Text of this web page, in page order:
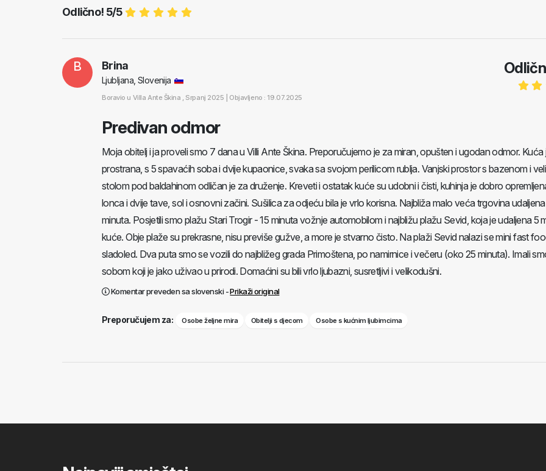
Odlično! 5/5
B Brina
Ljubljana, Slovenija
Boravio u Villa Ante Škina , Srpanj 2025 | Objavljeno : 19.07.2025
Predivan odmor
Moja obitelj i ja proveli smo 7 dana u Villi Ante Škina. Preporučujemo je za miran, opušten i ugodan odmor. Kuća
prostrana, s 5 spavaćih soba i dvije kupaonice, svaka sa svojom perilicom rublja. Vanjski prostor s bazenom i
stolom pod baldahinom odličan je za druženje. Kreveti i ostatak kuće su udobni i čisti, kuhinja je dobro
lonca i dvije tave, sol i osnovni začini. Sušilica za odjeću bila je vrlo korisna. Najbliža malo veća trgovina udaljena
minuta. Posjetili smo plažu Stari Trogir - 15 minuta vožnje automobilom i najbližu plažu Sevid, koja je udaljena 5
kuće. Obje plaže su prekrasne, nisu previše gužve, a more je stvarno čisto. Na plaži Sevid nalazi se mini fast
sladoled. Dva puta smo se vozili do najbližeg grada Primoštena, po namirnice i večeru (oko 25 minuta). Imali
sobom koji je jako uživao u prirodi. Domaćini su bili vrlo ljubazni, susretljivi i velikodušni.
Komentar preveden sa slovenski -Prikaži original
Preporučujem za: Osobe željne mira Obitelji s djecom Osobe s kućnim ljubimcima